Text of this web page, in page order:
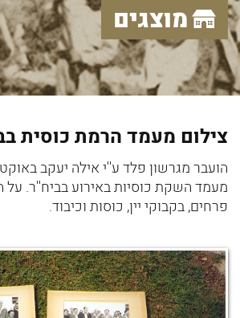
מוצגים
צילום מעמד הרמת כוסית
הועבר מגרשון פלד ע''י אילה יעקב באוקטובר
מעמד השקת כוסיות באירוע בביח''ר. על
פרחים, בקבוקי יין, כוסות וכיבוד.